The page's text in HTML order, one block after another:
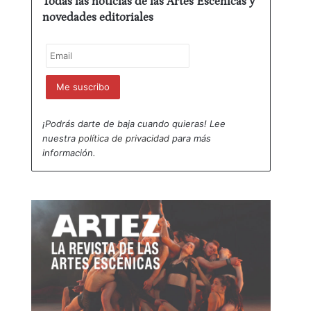
novedades editoriales
¡Podrás darte de baja cuando quieras! Lee
nuestrapolítica de privacidad para más
información.